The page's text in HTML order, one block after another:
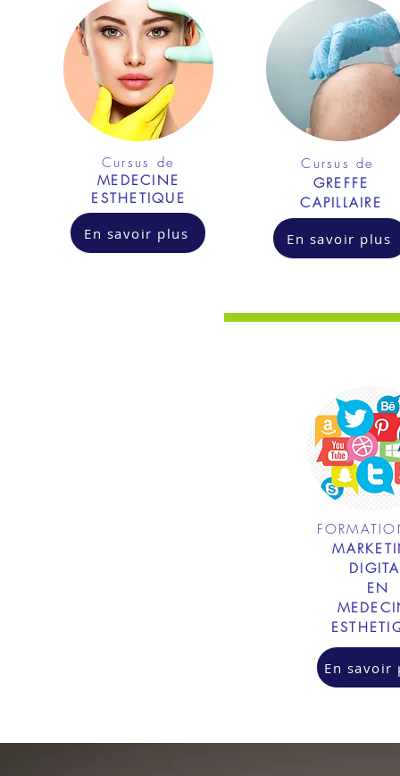
Cursus de
MEDECINE
ESTHETIQUE
En savoir plus
Cursus de
GREFFE
CAPILLAIRE
En savoir plus
EN
En savoir